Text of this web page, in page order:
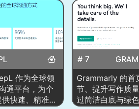
心视觉，引导
，如社群贴
简历、影片、
核心，通过拖
，无需专业软
品。同时具备
、AI 生成设计
兼具专业与大
团队与教育单
态系统。
奏，通过展示文
作场景、安全端
案例等内容，建
牌形象。网站采
局，从文件管理
全到行业应用场
在浏览中自然理
能力与优势，同
与 UI 截图，加
整体观感强调“高
作为全球领
通平台，为个
快速、精准的
# 7
Grammarly 的首
节、提升写作质
过简洁白底与绿